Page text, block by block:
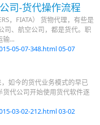
司-货代操作流程
，FIATA） 货物代理，有些是
司、航空公司，都是货代。职
输...
05-07-348.html05-07
如今的货代业务模式的早已
代公司开始使用货代软件逐
03-02-212.html03-02